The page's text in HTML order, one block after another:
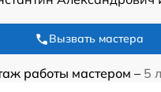
Вызвать мастера
работы мастером – 5